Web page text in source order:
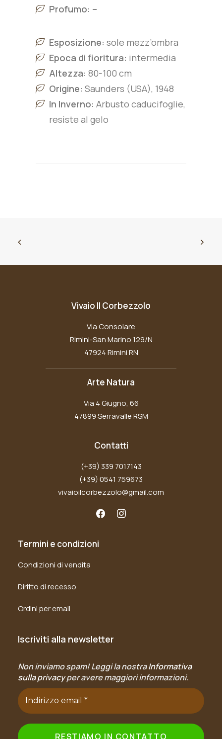
Profumo: –
Esposizione: sole mezz’ombra
Epoca di fioritura: intermedia
Altezza: 80-100 cm
Origine: Saunders (USA), 1948
In Inverno: Arbusto caducifoglie,
resiste al gelo
Vivaio Il Corbezzolo
Via Consolare
Rimini-San Marino 129/N
47924 Rimini RN
Arte Natura
Via 4 Giugno, 66
47899 Serravalle RSM
Contatti
(+39) 339 7017143
(+39) 0541 759673
vivaioilcorbezzolo@gmail.com
Termini e condizioni
Condizioni di vendita
Diritto di recesso
Ordini per email
Iscriviti alla newsletter
Non inviamo spam! Leggi la nostraInformativa
sulla privacyper avere maggiori informazioni.